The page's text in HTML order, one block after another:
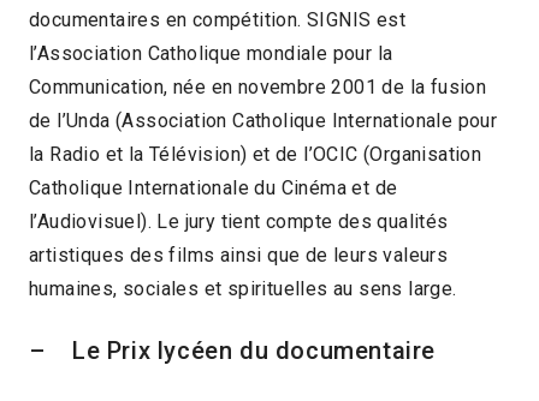
documentaires en compétition. SIGNIS est
l’Association Catholique mondiale pour la
Communication, née en novembre 2001 de la fusion
de l’Unda (Association Catholique Internationale pour
la Radio et la Télévision) et de l’OCIC (Organisation
Catholique Internationale du Cinéma et de
l’Audiovisuel). Le jury tient compte des qualités
artistiques des films ainsi que de leurs valeurs
humaines, sociales et spirituelles au sens large.
– Le Prix lycéen du documentaire